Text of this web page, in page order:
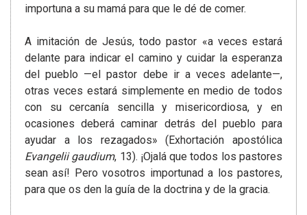
importuna a su mamá para que le dé de comer.
A imitación de Jesús, todo pastor «a veces estará
delante para indicar el camino y cuidar la esperanza
del pueblo —el pastor debe ir a veces adelante—,
otras veces estará simplemente en medio de todos
con su cercanía sencilla y misericordiosa, y en
ocasiones deberá caminar detrás del pueblo para
ayudar a los rezagados» (Exhortación apostólica
Evangelii gaudium, 13). ¡Ojalá que todos los pastores
sean así! Pero vosotros importunad a los pastores,
para que os den la guía de la doctrina y de la gracia.